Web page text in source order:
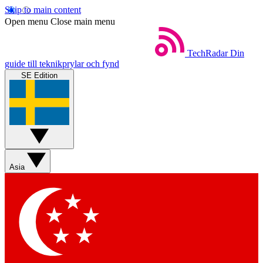
Skip to main content
Open menu Close main menu
TechRadar Din
guide till teknikprylar och fynd
SE Edition
Asia